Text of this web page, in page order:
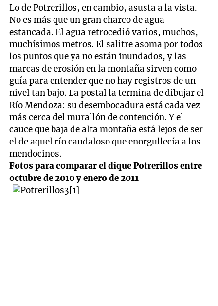
Lo de Potrerillos, en cambio, asusta a la vista.
No es más que un gran charco de agua
estancada. El agua retrocedió varios, muchos,
muchísimos metros. El salitre asoma por todos
los puntos que ya no están inundados, y las
marcas de erosión en la montaña sirven como
guía para entender que no hay registros de un
nivel tan bajo. La postal la termina de dibujar el
Río Mendoza: su desembocadura está cada vez
más cerca del murallón de contención. Y el
cauce que baja de alta montaña está lejos de ser
el de aquel río caudaloso que enorgullecía a los
mendocinos.
Fotos para comparar el dique Potrerillos entre
octubre de 2010 y enero de 2011